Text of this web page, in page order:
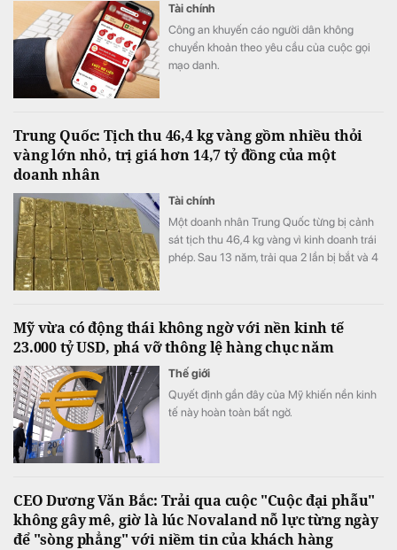
Tài chính
Công an khuyến cáo người dân không
chuyển khoản theo yêu cầu của cuộc gọi
mạo danh.
Trung Quốc: Tịch thu 46,4 kg vàng gồm nhiều thỏi
vàng lớn nhỏ, trị giá hơn 14,7 tỷ đồng của một
doanh nhân
Tài chính
Một doanh nhân Trung Quốc từng bị cảnh
sát tịch thu 46,4 kg vàng vì kinh doanh trái
phép. Sau 13 năm, trải qua 2 lần bị bắt và 4
Mỹ vừa có động thái không ngờ với nền kinh tế
23.000 tỷ USD, phá vỡ thông lệ hàng chục năm
Thế giới
Quyết định gần đây của Mỹ khiến nền kinh
tế này hoàn toàn bất ngờ.
CEO Dương Văn Bắc: Trải qua cuộc "Cuộc đại phẫu"
không gây mê, giờ là lúc Novaland nỗ lực từng ngày
để "sòng phẳng" với niềm tin của khách hàng